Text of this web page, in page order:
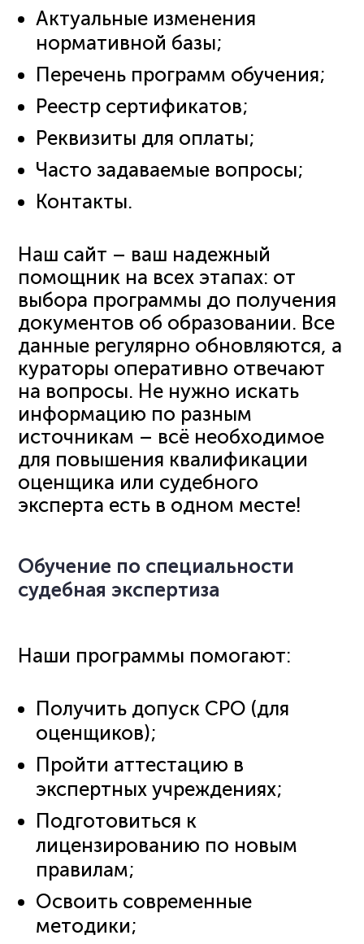
Актуальные изменения
нормативной базы;
Перечень программ обучения;
Реестр сертификатов;
Реквизиты для оплаты;
Часто задаваемые вопросы;
Контакты.
Наш сайт – ваш надежный
помощник на всех этапах: от
выбора программы до получения
документов об образовании. Все
данные регулярно обновляются, а
кураторы оперативно отвечают
на вопросы. Не нужно искать
информацию по разным
источникам – всё необходимое
для повышения квалификации
оценщика или судебного
эксперта есть в одном месте!
Обучение по специальности
судебная экспертиза
Наши программы помогают:
Получить допуск СРО (для
оценщиков);
Пройти аттестацию в
экспертных учреждениях;
Подготовиться к
лицензированию по новым
правилам;
Освоить современные
методики;